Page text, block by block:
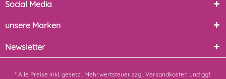
Social Media
unsere Marken
Newsletter
* Alle Preise inkl. gesetzl. Mehrwertsteuer zzgl. Versandkosten und ggf.